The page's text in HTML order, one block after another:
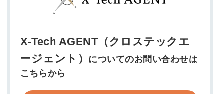
X-Tech AGENT（クロステックエ
ージェント）
についてのお問い合わせは
こちらから